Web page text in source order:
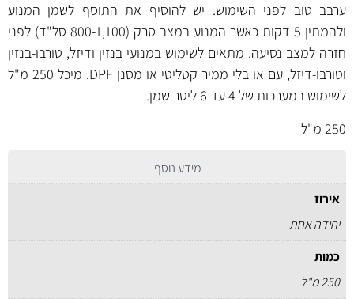
ערבב טוב לפני השימוש. יש להוסיף את התוסף לשמן המנוע
ולהמתין 5 דקות כאשר המנוע במצב סרק (800-1,100 סל"ד) לפני
חזרה למצב נסיעה. מתאים לשימוש במנועי בנזין ודיזל, טורבו-בנזין
וטורבו-דיזל, עם או בלי ממיר קטליטי או מסנן DPF. מיכל 250 מ"ל
לשימוש במערכות של 4 עד 6 ליטר שמן.
250 מ"ל
מידע נוסף
אירוז
יחידה אחת
כמות
250 מ"ל